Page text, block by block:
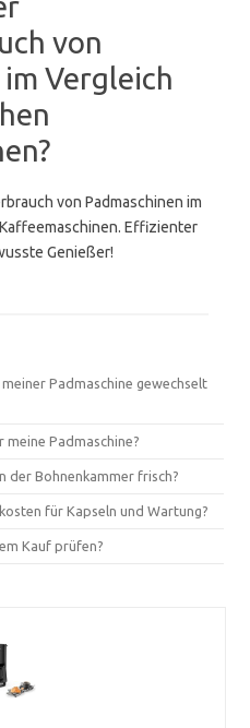
von
Vergleich
von Padmaschinen im
Effizienter
Genießer!
Padmaschine gewechselt
meine Padmaschine?
der Bohnenkammer frisch?
für Kapseln und Wartung?
Kauf prüfen?